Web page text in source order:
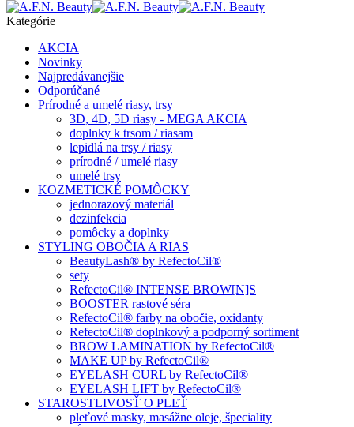
Kategórie
AKCIA
Novinky
Najpredávanejšie
Odporúčané
Prírodné a umelé riasy, trsy
3D, 4D, 5D riasy - MEGA AKCIA
doplnky k trsom / riasam
lepidlá na trsy / riasy
prírodné / umelé riasy
umelé trsy
KOZMETICKÉ POMÔCKY
jednorazový materiál
dezinfekcia
pomôcky a doplnky
STYLING OBOČIA A RIAS
BeautyLash® by RefectoCil®
sety
RefectoCil® INTENSE BROW[N]S
BOOSTER rastové séra
RefectoCil® farby na obočie, oxidanty
RefectoCil® doplnkový a podporný sortiment
BROW LAMINATION by RefectoCil®
MAKE UP by RefectoCil®
EYELASH CURL by RefectoCil®
EYELASH LIFT by RefectoCil®
STAROSTLIVOSŤ O PLEŤ
pleťové masky, masážne oleje, špeciality